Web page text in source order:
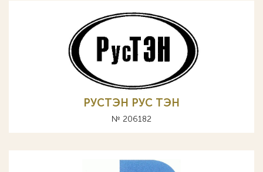
РУСТЭН РУС ТЭН
№ 206182